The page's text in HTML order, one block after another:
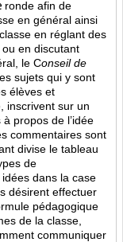
ronde afin de
en général ainsi
en réglant des
en discutant
le Conseil de
sujets qui y sont
élèves et
inscrivent sur un
propos de l’idée
commentaires sont
divise le tableau
de
dans la case
désirent effectuer
pédagogique
de la classe,
communiquer